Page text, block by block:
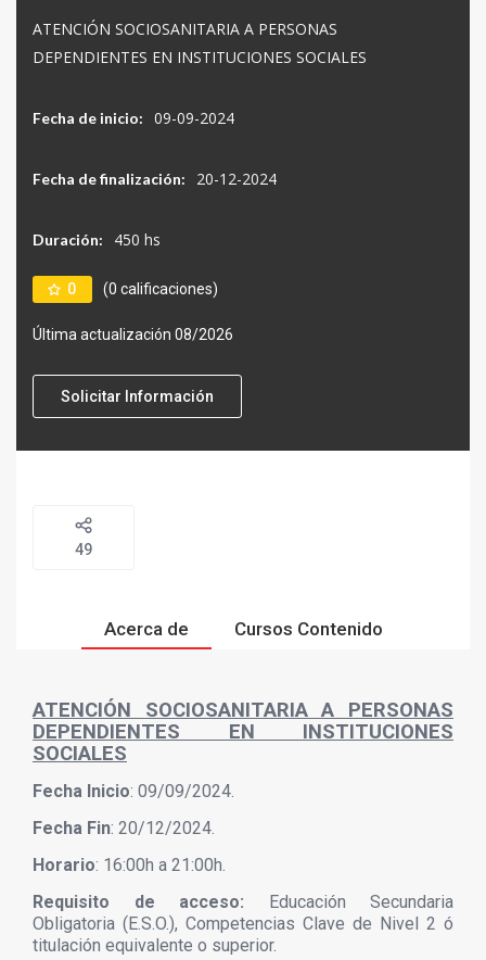
ATENCIÓN SOCIOSANITARIA A PERSONAS
DEPENDIENTES EN INSTITUCIONES SOCIALES
Fecha de inicio: 09-09-2024
Fecha de finalización: 20-12-2024
Duración: 450 hs
0 (0 calificaciones)
Última actualización 08/2026
Solicitar Información
49
Acerca de Cursos Contenido
ATENCIÓN SOCIOSANITARIA A PERSONAS
DEPENDIENTES EN INSTITUCIONES
SOCIALES
Fecha Inicio: 09/09/2024.
Fecha Fin: 20/12/2024.
Horario: 16:00h a 21:00h.
Requisito de acceso: Educación Secundaria
Obligatoria (E.S.O.), Competencias Clave de Nivel 2 ó
titulación equivalente o superior.